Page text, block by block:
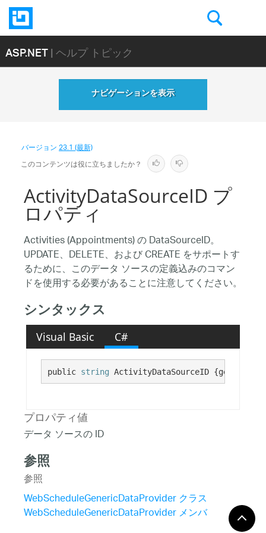
ASP.NET| ヘルプ トピック
ナビゲーションを表示
バージョン23.1 (最新)
このコンテンツは役に立ちましたか？
ActivityDataSourceID プ
ロパティ
Activities (Appointments) の DataSourceID。
UPDATE、DELETE、および CREATE をサポートす
るために、このデータ ソースの定義込みのコマン
ドを使用する必要があることに注意してください。
シンタックス
Visual Basic C#
public string ActivityDataSourceID {get; set;}
プロパティ値
データ ソースの ID
参照
参照
WebScheduleGenericDataProvider クラス
WebScheduleGenericDataProvider メンバ